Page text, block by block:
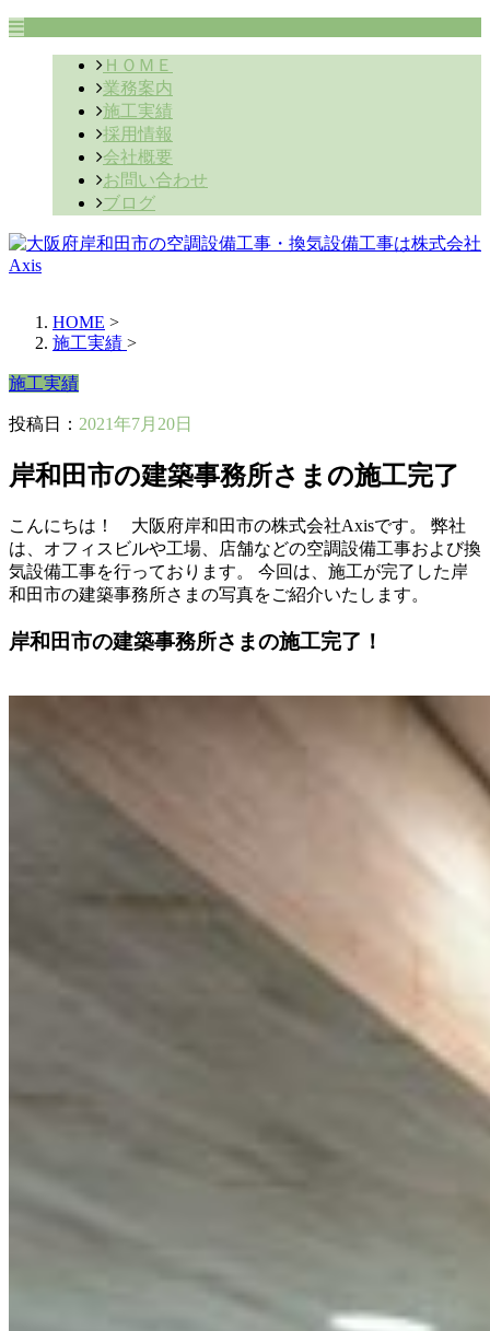
ＨＯＭＥ
業務案内
施工実績
採用情報
会社概要
お問い合わせ
ブログ
HOME >
施工実績 >
施工実績
投稿日： 2021年7月20日
岸和田市の建築事務所さまの施工完了
こんにちは！ 大阪府岸和田市の株式会社Axisです。 弊社
は、オフィスビルや工場、店舗などの空調設備工事および換
気設備工事を行っております。 今回は、施工が完了した岸
和田市の建築事務所さまの写真をご紹介いたします。
岸和田市の建築事務所さまの施工完了！